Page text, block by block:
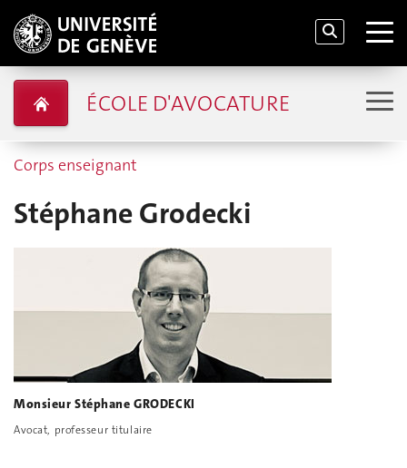
ÉCOLE D'AVOCATURE
Corps enseignant
Stéphane Grodecki
Monsieur Stéphane GRODECKI
Avocat, professeur titulaire